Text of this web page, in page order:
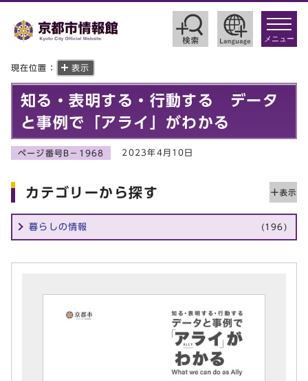
toggle
メニュー
現在位置： 表示
知る・表明する・行動する データ
と事例で「アライ」がわかる
ページ番号B－1968 2023年4月10日
カテゴリーから探す
暮らしの情報 (196)